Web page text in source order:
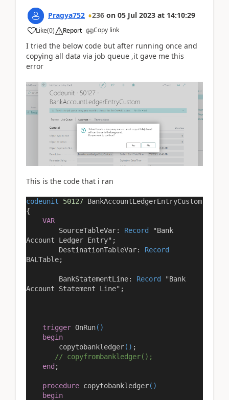
Pragya752 236 on 05 Jul 2023 at 14:10:29
Like(0) Report Copy link
I tried the below code but after running once and
copying all data via job queue ,it gave me this
error
This is the code that i ran
codeunit 50127 BankAccountLedgerEntryCustom
{
VAR
SourceTableVar: Record
"Bank
Account Ledger Entry" ;
DestinationTableVar: Record
BALTable;
BankStatementLine: Record
"Bank
Account Statement Line" ;
trigger OnRun()
begin
copytobankledger() ;
// copyfrombankledger();
end ;
procedure copytobankledger()
begin